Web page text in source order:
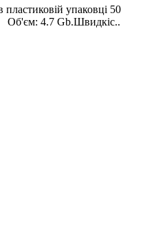
упаковці 50
Об'єм: 4.7 Gb.Швидкіс..